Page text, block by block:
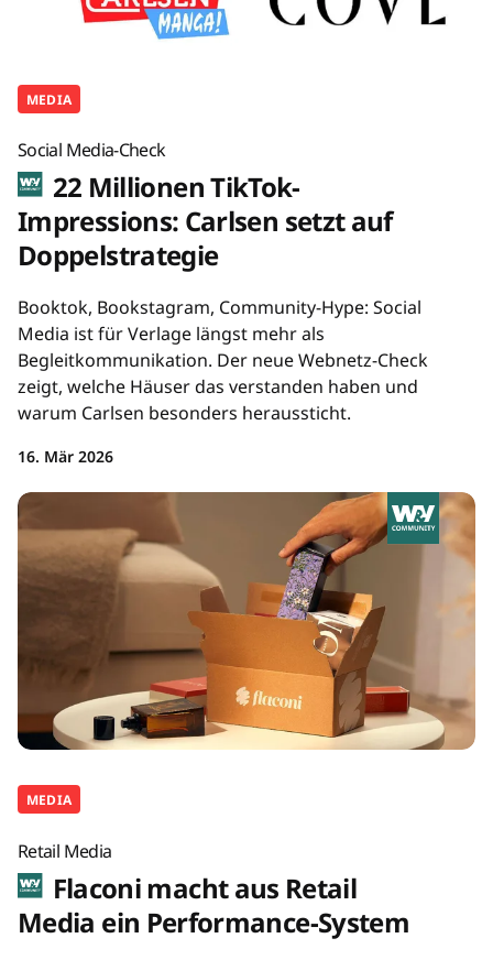
MEDIA
Social Media-Check
22 Millionen TikTok-
Impressions: Carlsen setzt auf
Doppelstrategie
Booktok, Bookstagram, Community-Hype: Social
Media ist für Verlage längst mehr als
Begleitkommunikation. Der neue Webnetz-Check
zeigt, welche Häuser das verstanden haben und
warum Carlsen besonders heraussticht.
16. Mär 2026
MEDIA
Retail Media
Flaconi macht aus Retail
Media ein Performance-System